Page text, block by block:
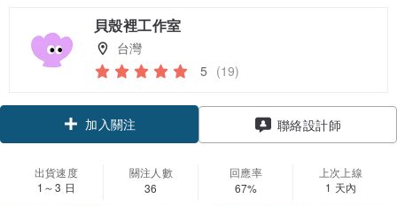
貝殼裡工作室
台灣
5 (19)
加入關注 聯絡設計師
出貨速度
1～3 日
關注人數
36
回應率
67%
上次上線
1 天內